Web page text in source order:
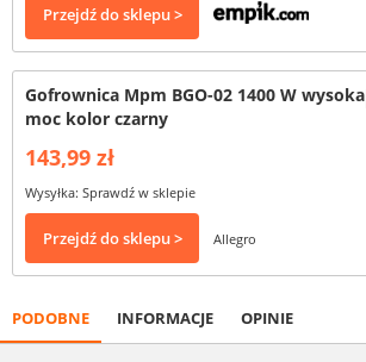
Przejdź do sklepu >
Gofrownica Mpm BGO-02 1400 W wysoka
moc kolor czarny
143,99 zł
Wysyłka: Sprawdź w sklepie
Przejdź do sklepu > Allegro
PODOBNE INFORMACJE OPINIE